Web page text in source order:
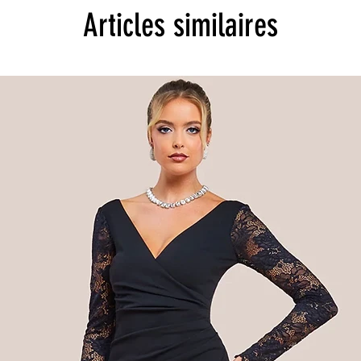
Articles similaires